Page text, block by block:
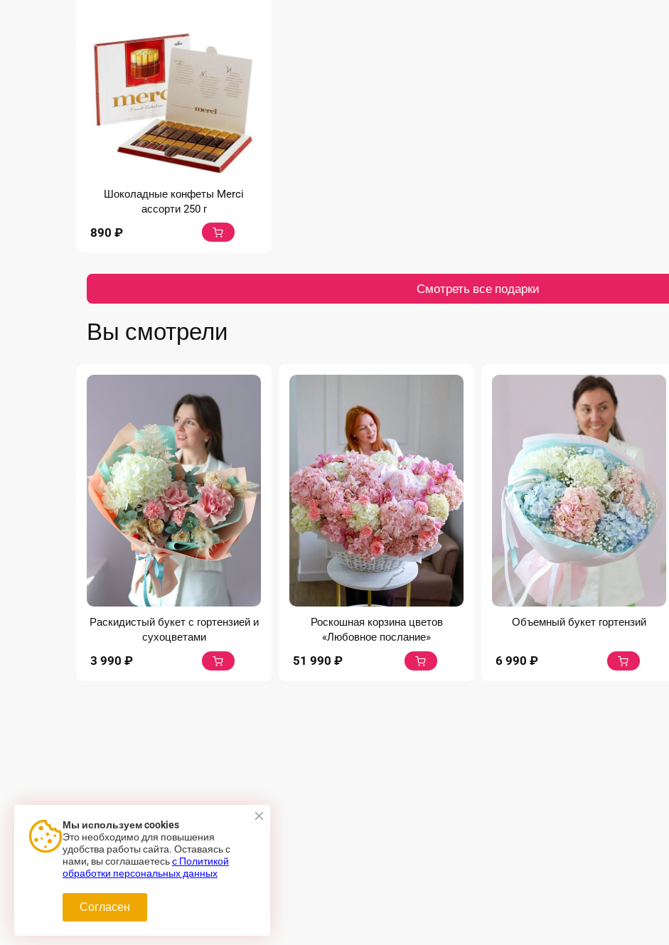
Шоколадные конфеты Merci
ассорти 250 г
890 ₽
Смотреть все подарки
Вы смотрели
Раскидистый букет с гортензией и
сухоцветами
3 990 ₽
Роскошная корзина цветов
«Любовное послание»
51 990 ₽
Объемный букет гортензий
6 990 ₽
Мы используем cookies
Это необходимо для повышения
удобства работы сайта. Оставаясь с
нами, вы соглашаетесьс Политикой
обработки персональных данных
Согласен